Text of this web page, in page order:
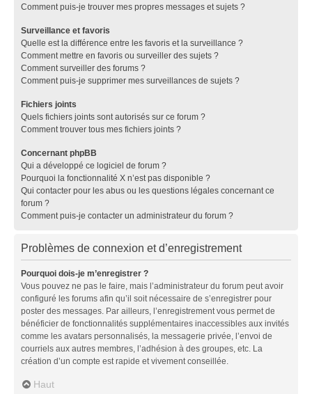
Comment puis-je trouver mes propres messages et sujets ?
Surveillance et favoris
Quelle est la différence entre les favoris et la surveillance ?
Comment mettre en favoris ou surveiller des sujets ?
Comment surveiller des forums ?
Comment puis-je supprimer mes surveillances de sujets ?
Fichiers joints
Quels fichiers joints sont autorisés sur ce forum ?
Comment trouver tous mes fichiers joints ?
Concernant phpBB
Qui a développé ce logiciel de forum ?
Pourquoi la fonctionnalité X n’est pas disponible ?
Qui contacter pour les abus ou les questions légales concernant ce
forum ?
Comment puis-je contacter un administrateur du forum ?
Problèmes de connexion et d’enregistrement
Pourquoi dois-je m’enregistrer ?
Vous pouvez ne pas le faire, mais l’administrateur du forum peut avoir
configuré les forums afin qu’il soit nécessaire de s’enregistrer pour
poster des messages. Par ailleurs, l’enregistrement vous permet de
bénéficier de fonctionnalités supplémentaires inaccessibles aux invités
comme les avatars personnalisés, la messagerie privée, l’envoi de
courriels aux autres membres, l’adhésion à des groupes, etc. La
création d’un compte est rapide et vivement conseillée.
Haut